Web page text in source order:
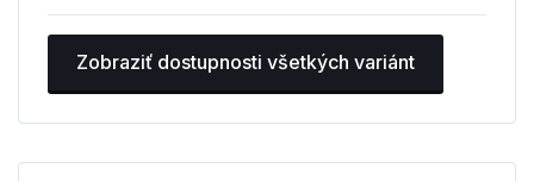
Zobraziť dostupnosti všetkých variánt